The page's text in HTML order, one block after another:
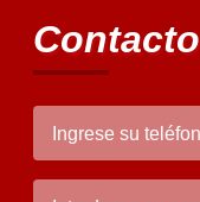
Contacto